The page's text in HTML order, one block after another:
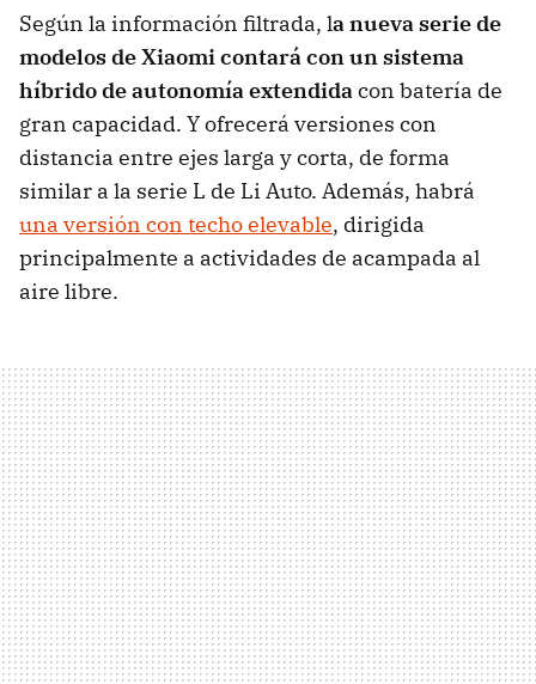
Según la información filtrada, la nueva serie de
modelos de Xiaomi contará con un sistema
híbrido de autonomía extendidacon batería de
gran capacidad. Y ofrecerá versiones con
distancia entre ejes larga y corta, de forma
similar a la serie L de Li Auto. Además, habrá
una versión con techo elevable, dirigida
principalmente a actividades de acampada al
aire libre.